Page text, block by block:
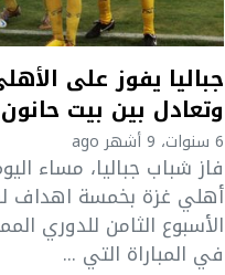
جباليا يفوز على
وتعادل بين بيت
6 سنوات، 9 أشهر ago
فاز شباب جباليا، مساء
أهلي غزة بخمسة اهداف
الأسبوع الثامن للدوري
في المباراة التي ...